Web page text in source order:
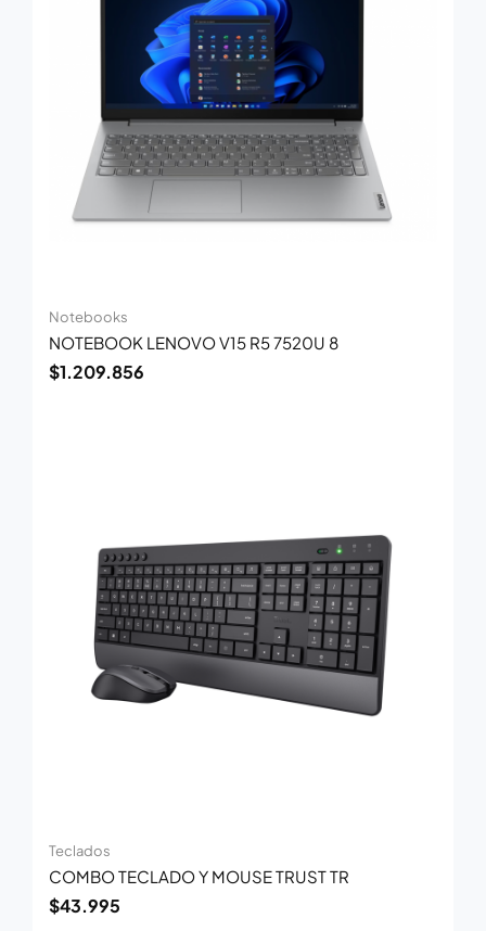
Notebooks
NOTEBOOK LENOVO V15 R5 7520U 8
$1.209.856
Teclados
COMBO TECLADO Y MOUSE TRUST TR
$43.995